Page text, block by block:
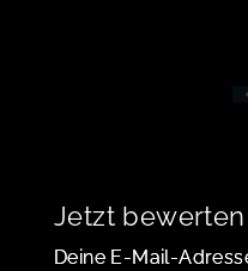
Jetzt bewerten
Deine E-Mail-